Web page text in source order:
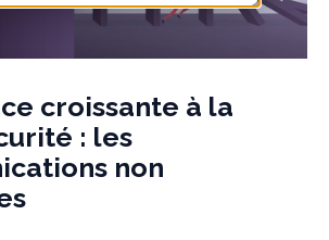
croissante à la
: les
non